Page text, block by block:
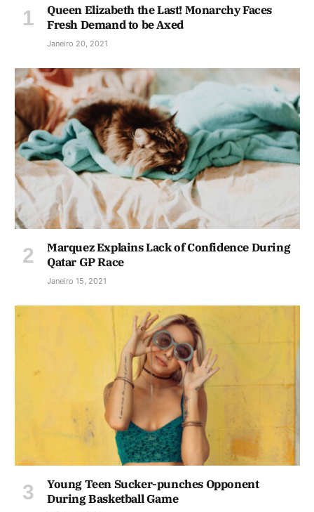
Queen Elizabeth the Last! Monarchy Faces
Fresh Demand to be Axed
Janeiro 20, 2021
Marquez Explains Lack of Confidence During
Qatar GP Race
Janeiro 15, 2021
Young Teen Sucker-punches Opponent
During Basketball Game